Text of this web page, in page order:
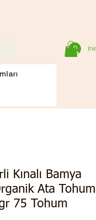
Kınalı Bamya
Ata Tohum
75 Tohum